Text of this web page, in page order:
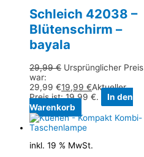
Schleich 42038 –
Blütenschirm –
bayala
29,99€ Ursprünglicher Preis
war:
29,99 €19,99 €Aktueller
Preis ist: 19,99 €.
In den
Warenkorb
inkl. 19 % MwSt.